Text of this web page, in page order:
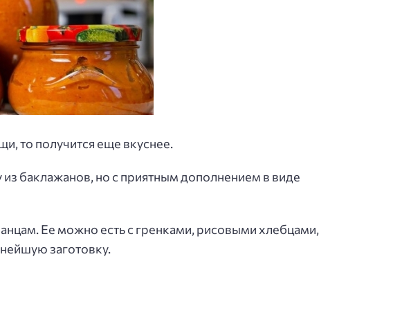
то получится еще вкуснее.
баклажанов, но с приятным дополнением в виде
Ее можно есть с гренками, рисовыми хлебцами,
заготовку.